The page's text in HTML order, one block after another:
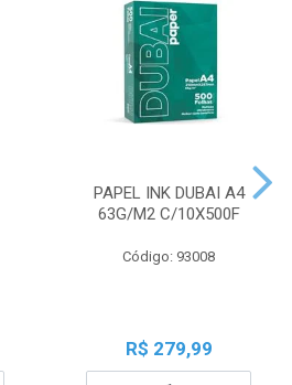
PAPEL INK DUBAI A4
63G/M2 C/10X500F
Código: 93008
R$ 279,99